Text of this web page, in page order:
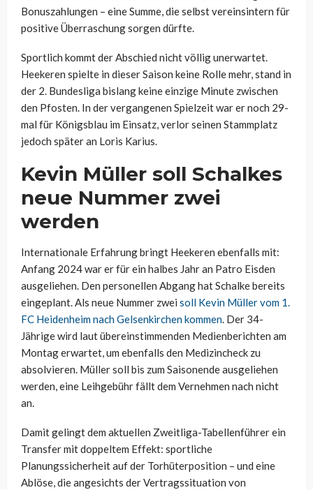
Bonuszahlungen – eine Summe, die selbst vereinsintern für
positive Überraschung sorgen dürfte.
Sportlich kommt der Abschied nicht völlig unerwartet.
Heekeren spielte in dieser Saison keine Rolle mehr, stand in
der 2. Bundesliga bislang keine einzige Minute zwischen
den Pfosten. In der vergangenen Spielzeit war er noch 29-
mal für Königsblau im Einsatz, verlor seinen Stammplatz
jedoch später an Loris Karius.
Kevin Müller soll Schalkes
neue Nummer zwei
werden
Internationale Erfahrung bringt Heekeren ebenfalls mit:
Anfang 2024 war er für ein halbes Jahr an Patro Eisden
ausgeliehen. Den personellen Abgang hat Schalke bereits
eingeplant. Als neue Nummer zwei soll Kevin Müller vom 1.
FC Heidenheim nach Gelsenkirchen kommen. Der 34-
Jährige wird laut übereinstimmenden Medienberichten am
Montag erwartet, um ebenfalls den Medizincheck zu
absolvieren. Müller soll bis zum Saisonende ausgeliehen
werden, eine Leihgebühr fällt dem Vernehmen nach nicht
an.
Damit gelingt dem aktuellen Zweitliga-Tabellenführer ein
Transfer mit doppeltem Effekt: sportliche
Planungssicherheit auf der Torhüterposition – und eine
Ablöse, die angesichts der Vertragssituation von